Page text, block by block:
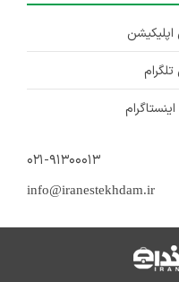
۰۲۱-۹۱۳۰۰۰۱۳
info@iranestekhdam.ir